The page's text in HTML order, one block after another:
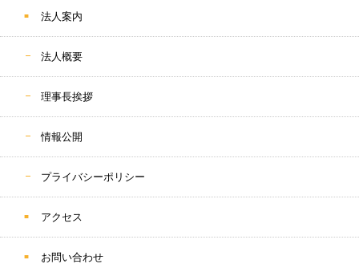
法人案内
法人概要
理事長挨拶
情報公開
プライバシーポリシー
アクセス
お問い合わせ